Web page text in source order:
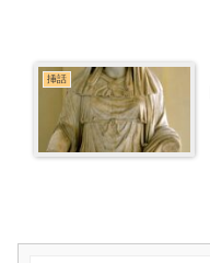
挿話